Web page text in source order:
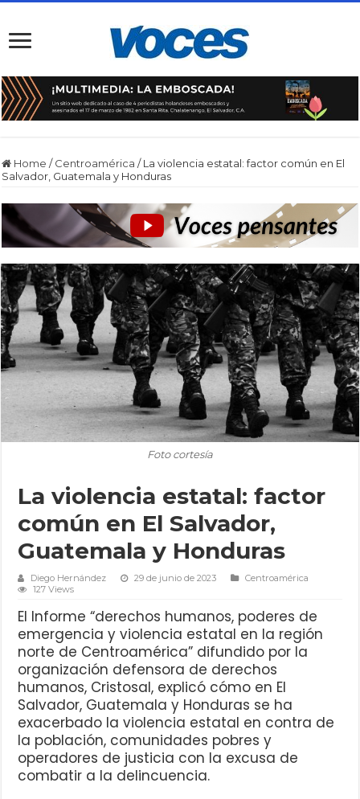
Home / Centroamérica / La violencia estatal: factor común en El
Salvador, Guatemala y Honduras
Foto cortesía
La violencia estatal: factor
común en El Salvador,
Guatemala y Honduras
Diego Hernández 29 de junio de 2023
Centroamérica
127 Views
El Informe “derechos humanos, poderes de
emergencia y violencia estatal en la región
norte de Centroamérica” difundido por la
organización defensora de derechos
humanos, Cristosal, explicó cómo en El
Salvador, Guatemala y Honduras se ha
exacerbado la violencia estatal en contra de
la población, comunidades pobres y
operadores de justicia con la excusa de
combatir a la delincuencia.